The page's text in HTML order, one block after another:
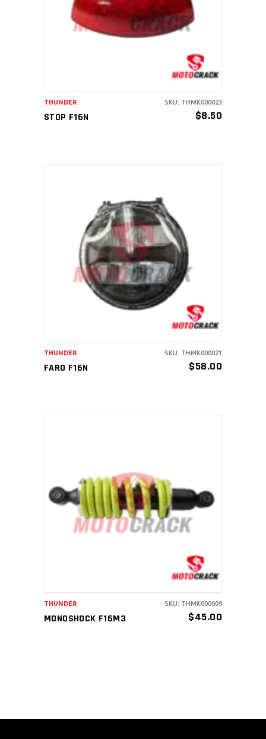
AÑADIR AL CARRITO
STOP F16N $8.50
THUNDER SKU: THMK000023
AÑADIR AL CARRITO
FARO F16N $58.00
THUNDER SKU: THMK000021
AÑADIR AL CARRITO
MONOSHOCK F16M3 $45.00
THUNDER SKU: THMK000009